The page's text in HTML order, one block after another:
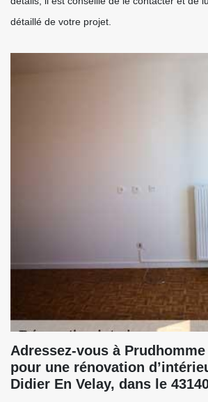
détaillé de votre projet.
Adressez-vous à
pour une rénovation
Didier En Velay, dans le